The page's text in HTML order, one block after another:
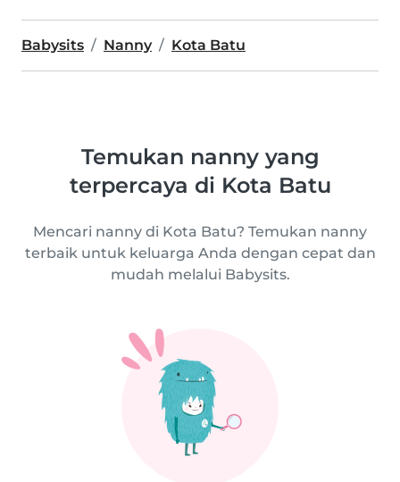
Babysits Nanny Kota Batu
Temukan nanny yang
terpercaya di Kota Batu
Mencari nanny di Kota Batu? Temukan nanny
terbaik untuk keluarga Anda dengan cepat dan
mudah melalui Babysits.